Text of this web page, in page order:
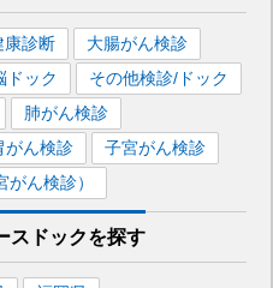
康診断
大腸がん検診
ドック
その他検診/ドック
肺がん検診
がん検診
子宮がん検診
ん検診）
スドックを探す